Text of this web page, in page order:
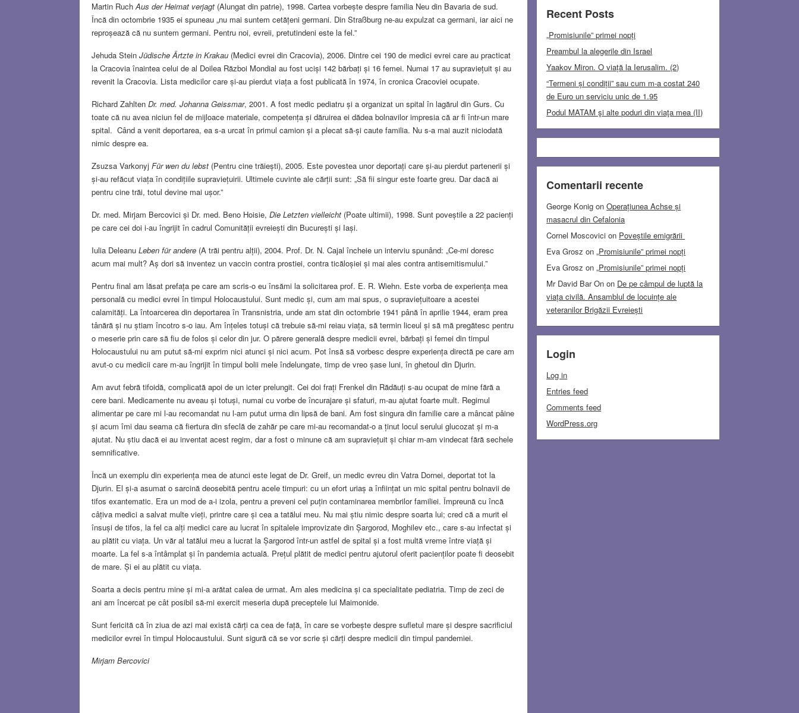
Martin RuchAus der Heimat verjagt (Alungat din patrie), 1998. Cartea vorbește despre familia Neu din Bavaria de sud.
Încă din octombrie 1935 ei spuneau „nu mai suntem cetățeni germani. Din Straßburg ne-au expulzat ca germani, iar aici ne
reproșează că nu suntem germani. Pentru noi, evreii, pretutindeni este la fel.”
Jehuda SteinJüdische Ärtzte in Krakau (Medici evrei din Cracovia), 2006. Dintre cei 190 de medici evrei care au practicat
la Cracovia înaintea celui de al Doilea Război Mondial au fost uciși 142 bărbați și 16 femei. Numai 17 au supraviețuit și au
revenit la Cracovia. Lista medicilor care și-au pierdut viața a fost publicată în 1974, în cronica Cracoviei ocupate.
Richard ZahltenDr. med. Johanna Geissmar, 2001. A fost medic pediatru și a organizat un spital în lagărul din Gurs. Cu
toate că nu avea niciun fel de mijloace materiale, competența și dăruirea ei dădea bolnavilor impresia că ar fi într-un mare
spital. Când a venit deportarea, ea s-a urcat în primul camion și a plecat să-și caute familia. Nu s-a mai auzit niciodată
nimic despre ea.
Zsuzsa VarkonyjFür wen du lebst (Pentru cine trăiești), 2005. Este povestea unor deportați care și-au pierdut partenerii și
și-au refăcut viața în condițiile supraviețuirii. Ultimele cuvinte ale cărții sunt: „Să fii singur este foarte greu. Dar dacă ai
pentru cine trăi, totul devine mai ușor.”
Dr. med. Mirjam Bercovici și Dr. med. Beno Hoisie,Die Letzten vielleicht (Poate ultimii), 1998. Sunt poveștile a 22 pacienți
pe care cei doi i-au îngrijit în cadrul Comunității evreiești din București și Iași.
Iulia DeleanuLeben für andere (A trăi pentru alții), 2004. Prof. Dr. N. Cajal încheie un interviu spunând: „Ce-mi doresc
acum mai mult? Aș dori să inventez un vaccin contra prostiei, contra ticăloșiei și mai ales contra antisemitismului.”
Pentru final am lăsat prefața pe care am scris-o eu însămi la solicitarea prof. E. R. Wiehn. Este vorba de experiența mea
personală cu medici evrei în timpul Holocaustului. Sunt medic și, cum am mai spus, o supraviețuitoare a acestei
calamități. La întoarcerea din deportarea în Transnistria, unde am stat din octombrie 1941 până în aprilie 1944, eram prea
tânără și nu știam încotro s-o iau. Am înțeles totuși că trebuie să-mi reiau viața, să termin liceul și să mă pregătesc pentru
o meserie prin care să fiu de folos și celor din jur. O părere generală despre medicii evrei, bărbați și femei din timpul
Holocaustului nu am putut să-mi exprim nici atunci și nici acum. Pot însă să vorbesc despre experiența directă pe care am
avut-o cu medicii care m-au îngrijit în timpul bolii mele îndelungate, timp de vreo șase luni, în ghetoul din Djurin.
Am avut febră tifoidă, complicată apoi de un icter prelungit. Cei doi frați Frenkel din Rădăuți s-au ocupat de mine fără a
cere bani. Medicamente nu aveau și totuși, numai cu vorbe de încurajare și sfaturi, m-au ajutat foarte mult. Regimul
alimentar pe care mi l-au recomandat nu l-am putut urma din lipsă de bani. Am fost singura din familie care a mâncat pâine
și acum îmi dau seama că fiertura din sfeclă de zahăr pe care mi-au recomandat-o a ținut locul serului glucozat și m-a
ajutat. Nu știu dacă ei au inventat acest regim, dar a fost o minune că am supraviețuit și chiar m-am vindecat fără sechele
semnificative.
Încă un exemplu din experiența mea de atunci este legat de Dr. Greif, un medic evreu din Vatra Dornei, deportat tot la
Djurin. El și-a asumat o sarcină deosebită pentru acele timpuri: cu un efort uriaș a înființat un mic spital pentru bolnavii de
tifos exantematic. Era un mod de a-i izola, pentru a preveni cel puțin contaminarea membrilor familiei. Împreună cu încă
câțiva medici a salvat multe vieți, printre care și cea a tatălui meu. Nu mai știu nimic despre soarta lui; cred că a murit el
însuși de tifos, la fel ca alți medici care au lucrat în spitalele improvizate din Șargorod, Moghilev etc., care s-au infectat și
au plătit cu viața. Un văr al tatălui meu a lucrat la Șargorod într-un astfel de spital și a fost multă vreme între viață și
moarte. La fel s-a întâmplat și în pandemia actuală. Prețul plătit de medici pentru ajutorul oferit pacienților poate fi deosebit
de mare. Și ei au plătit cu viața.
Soarta a decis pentru mine și mi-a arătat calea de urmat. Am ales medicina și ca specialitate pediatria. Timp de zeci de
ani am încercat pe cât posibil să-mi exercit meseria după preceptele lui Maimonide.
Sunt fericită că în ziua de azi mai există cărți ca cea de față, în care se vorbește despre sufletul mare și despre sacrificiul
medicilor evrei în timpul Holocaustului. Sunt sigură că se vor scrie și cărți despre medicii din timpul pandemiei.
Mirjam Bercovici
Recent Posts
„Promisiunile” primei nopți
Preambul la alegerile din Israel
Yaakov Miron. O viață la Ierusalim. (2)
“Termeni și condiții” sau cum m-a costat 240
de Euro un serviciu unic de 1.95
Podul MATAM şi alte poduri din viaţa mea (II)
Comentarii recente
George Konig onOperațiunea Achse și
masacrul din Cefalonia
Cornel Moscovici on Poveștile emigrării
Eva Grosz on„Promisiunile” primei nopți
Eva Grosz on„Promisiunile” primei nopți
Mr David Bar On on De pe câmpul de luptă la
viața civilă. Ansamblul de locuințe ale
veteranilor Brigăzii Evreiești
Login
Log in
Entries feed
Comments feed
WordPress.org